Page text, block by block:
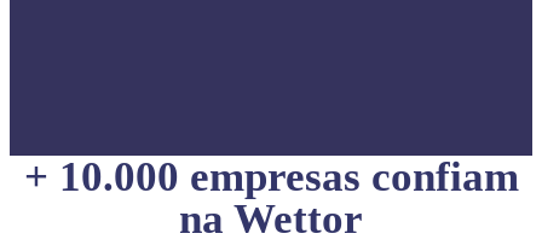
+ 10.000 empresas confiam
na Wettor